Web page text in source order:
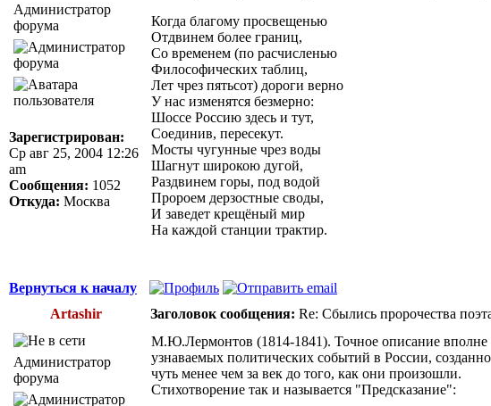
Администратор
форума
Зарегистрирован:
Ср авг 25, 2004 12:26
am
Сообщения: 1052
Откуда: Москва
Когда благому просвещенью
Отдвинем более границ,
Со временем (по расчисленью
Философических таблиц,
Лет чрез пятьсот) дороги верно
У нас изменятся безмерно:
Шоссе Россию здесь и тут,
Соединив, пересекут.
Мосты чугунные чрез воды
Шагнут широкою дугой,
Раздвинем горы, под водой
Пророем дерзостные своды,
И заведет крещёный мир
На каждой станции трактир.
Вернуться к началу
Artashir
Заголовок сообщения: Re: Сбылись пророчества
Администратор
форума
М.Ю.Лермонтов (1814-1841). Точное описание вполне
узнаваемых политических событий в России,
чуть менее чем за век до того, как они произошли.
Стихотворение так и называется "Предсказание":